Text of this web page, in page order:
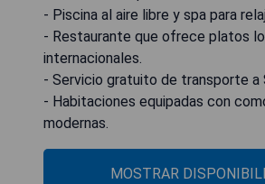
- Piscina al aire libre y spa para
- Restaurante que ofrece platos
internacionales.
- Servicio gratuito de transporte a
- Habitaciones equipadas con
modernas.
MOSTRAR